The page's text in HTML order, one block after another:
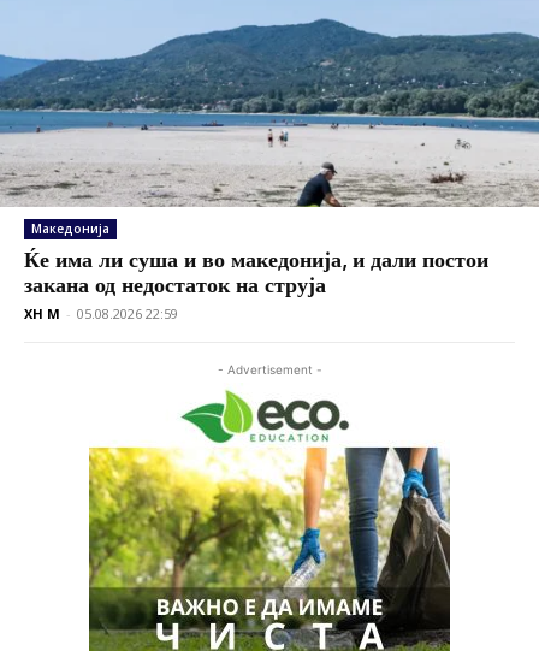
Македонија
Ќе има ли суша и во македонија, и дали постои
закана од недостаток на струја
XH M - 05.08.2026 22:59
- Advertisement -